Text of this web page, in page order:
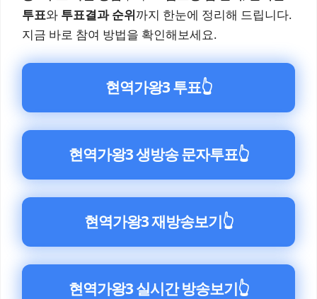
투표와 투표결과 순위까지 한눈에 정리해 드립니다.
지금 바로 참여 방법을 확인해보세요.
현역가왕3 투표👆
현역가왕3 생방송 문자투표👆
현역가왕3 재방송보기👆
현역가왕3 실시간 방송보기👆